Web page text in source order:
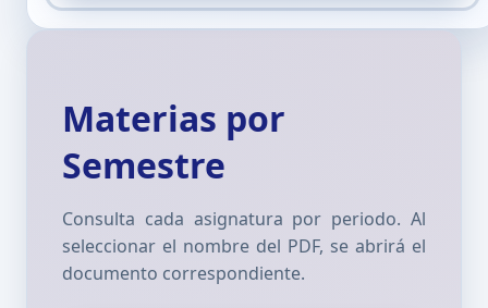
Materias por
Semestre
Consulta cada asignatura por periodo. Al
seleccionar el nombre del PDF, se abrirá el
documento correspondiente.